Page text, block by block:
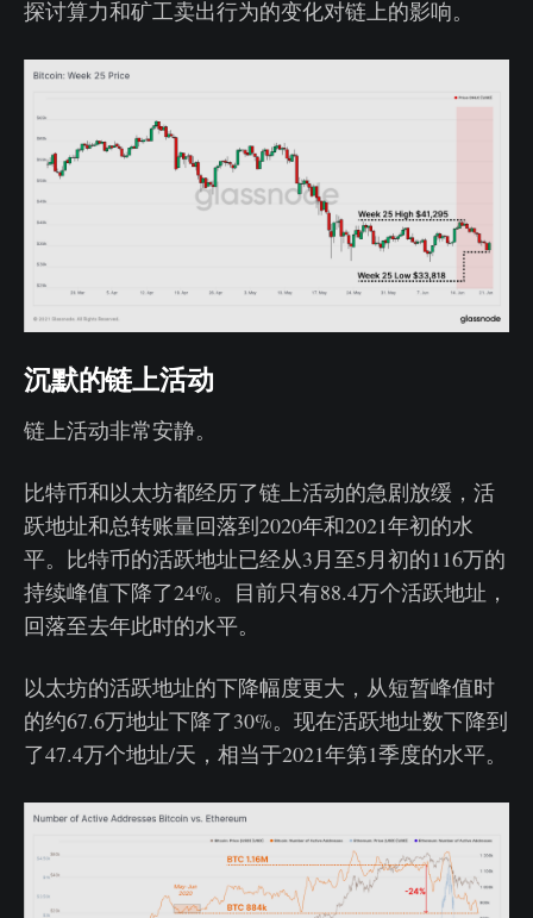
探讨算力和矿工卖出行为的变化对链上的影响。
沉默的链上活动
链上活动非常安静。
比特币和以太坊都经历了链上活动的急剧放缓，活
跃地址和总转账量回落到2020年和2021年初的水
平。比特币的活跃地址已经从3月至5月初的116万的
持续峰值下降了24%。目前只有88.4万个活跃地址，
回落至去年此时的水平。
以太坊的活跃地址的下降幅度更大，从短暂峰值时
的约67.6万地址下降了30%。现在活跃地址数下降到
了47.4万个地址/天，相当于2021年第1季度的水平。